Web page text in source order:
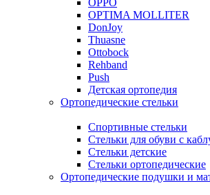
OPPO
OPTIMA MOLLITER
DonJoy
Thuasne
Ottobock
Rehband
Push
Детская ортопедия
Ортопедические стельки
Спортивные стельки
Стельки для обуви с
Стельки детские
Стельки ортопедические
Ортопедические подушки и